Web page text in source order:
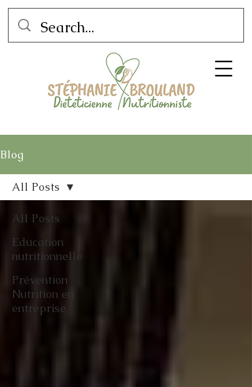
Blog
All Posts
Education
nutritionnelle
Prévention
Nutrition en
entreprise
All Posts